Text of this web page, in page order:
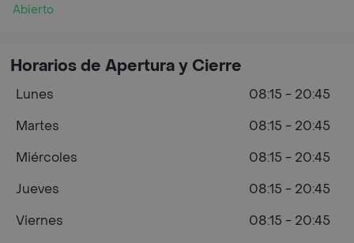
Abierto
Horarios de Apertura y Cierre
Lunes
08:15 - 20:45
Martes
08:15 - 20:45
Miércoles
08:15 - 20:45
Jueves
08:15 - 20:45
Viernes
08:15 - 20:45